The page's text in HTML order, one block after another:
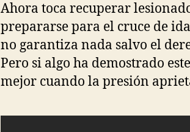
Ahora toca recuperar
prepararse para el cruce de
no garantiza nada salvo el
Pero si algo ha demostrado
mejor cuando la presión